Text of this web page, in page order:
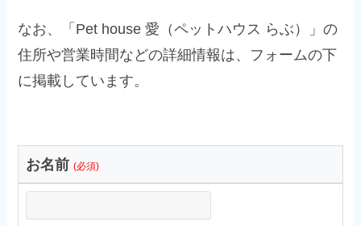
なお、「Pet house 愛（ペットハウス らぶ）」の
住所や営業時間などの詳細情報は、フォームの下
に掲載しています。
お名前 (必須)